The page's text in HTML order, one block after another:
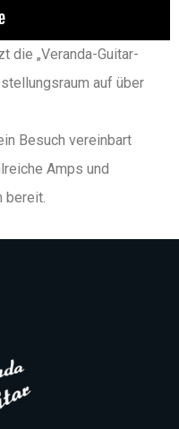
die „Veranda-Guitar-
auf über
Besuch vereinbart
Amps und
bereit.